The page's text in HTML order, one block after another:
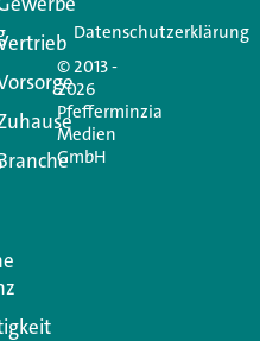
veröffentlicht.
© 2013 -
2026
Pfefferminzia
Medien
GmbH
Datenschutzerklärung